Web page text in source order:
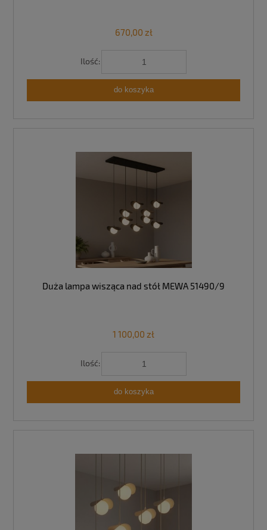
670,00 zł
Ilość:
do koszyka
Duża lampa wisząca nad stół MEWA 51490/9
1 100,00 zł
Ilość:
do koszyka